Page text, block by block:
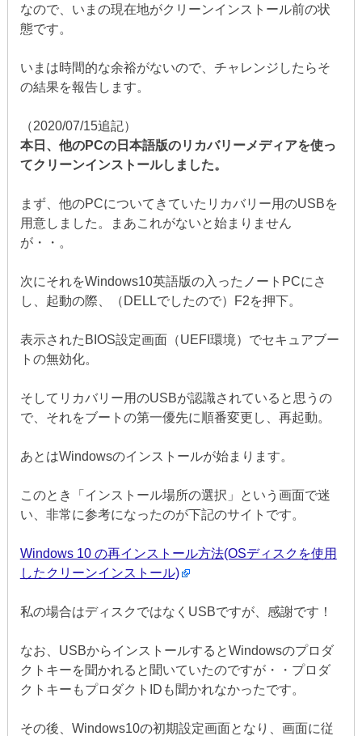
なので、いまの現在地がクリーンインストール前の状
態です。
いまは時間的な余裕がないので、チャレンジしたらそ
の結果を報告します。
（2020/07/15追記）
本日、他のPCの日本語版のリカバリーメディアを使っ
てクリーンインストールしました。
まず、他のPCについてきていたリカバリー用のUSBを
用意しました。まあこれがないと始まりません
が・・。
次にそれをWindows10英語版の入ったノートPCにさ
し、起動の際、（DELLでしたので）F2を押下。
表示されたBIOS設定画面（UEFI環境）でセキュアブー
トの無効化。
そしてリカバリー用のUSBが認識されていると思うの
で、それをブートの第一優先に順番変更し、再起動。
あとはWindowsのインストールが始まります。
このとき「インストール場所の選択」という画面で迷
い、非常に参考になったのが下記のサイトです。
Windows 10 の再インストール方法(OSディスクを使用
したクリーンインストール)
私の場合はディスクではなくUSBですが、感謝です！
なお、USBからインストールするとWindowsのプロダ
クトキーを聞かれると聞いていたのですが・・プロダ
クトキーもプロダクトIDも聞かれなかったです。
その後、Windows10の初期設定画面となり、画面に従